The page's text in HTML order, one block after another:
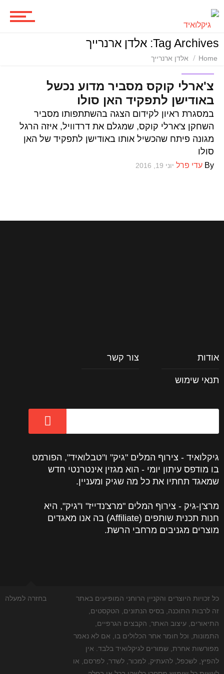
ביקורות סרטים
ביקורות משחקים
Tag Archives: אלדן ארנרייך
Home אלדן ארנרייך
צ'ארלי קוקס מסביר מדוע נכשל
באודישן לתפקיד האן סולו
במסגרת ראיון לקידום הצגה בהשתתפותו מסביר
השחקן צ'ארלי קוקס, שמגלם את דרדוויל, איזה הרגל
מגונה פיתח שהכשיל אותו באודישן לתפקיד של האן
סולו
By עדי פרל יוני 19, 2016
אודות צור קשר
תנאי שימוש
גיקלואיד - צירוף המלים "גיק" ו"טבלואיד", הפורמט
בו מודפס עיתון יומי - הוא מגזין אינטרנטי חדש
שמאגד תחתיו את כל מה שגיק ומעניין.
מרצ'ן-גיק - צירוף המלים "מרצ'נדייז" ו"גיק", היא
חנות תכנית שותפים (Affiliate) בה אנו מאגדים
מוצרים מגניבים מרחבי הרשת.
בחזרה למעלה
כל זכויות היוצרים והקניין הרוחני המופיעים באתר
זה לרבות התוכנה, בסיס הנתונים, הטקסטים,
התיאורים, עיצוב האתר, הקבצים הגרפיים,
התמונות, וכל חומר אחר הכלולים בו, אם לא נאמר
מפורשות אחרת, שמורים לגיקלואיד בלבד. אין
להפיץ, לשכפל, להעתיק, למכור, לשדר, לפרסם, או